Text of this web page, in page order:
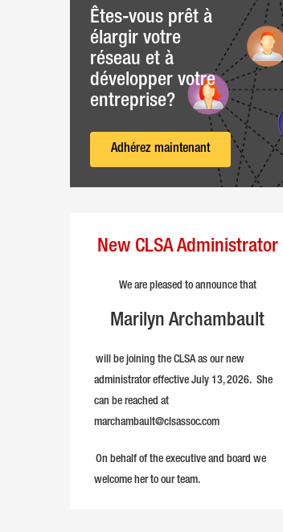
Êtes-vous prêt à
élargir votre
réseau et à
développer votre
entreprise?
Adhérez maintenant
New CLSA Administrator
We are pleased to announce that
Marilyn Archambault
will be joining the CLSA as our new
administrator effective July 13, 2026. She
can be reached at
marchambault@clsassoc.com
On behalf of the executive and board we
welcome her to our team.